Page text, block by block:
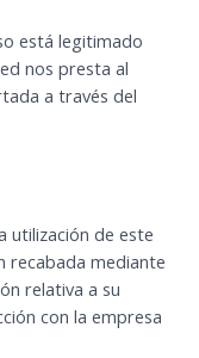
está legitimado
nos presta al
a través del
utilización de este
recabada mediante
relativa a su
con la empresa